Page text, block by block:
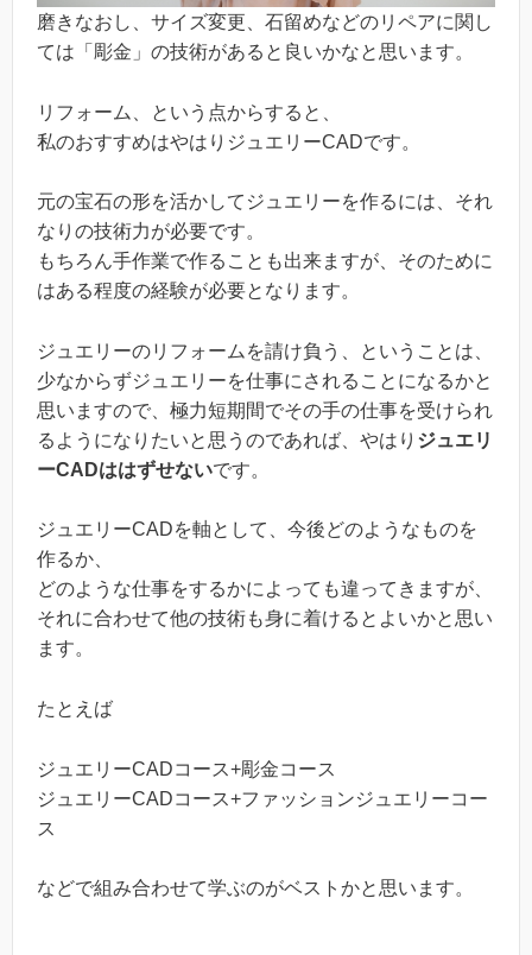
磨きなおし、サイズ変更、石留めなどのリペアに関し
ては「彫金」の技術があると良いかなと思います。
リフォーム、という点からすると、
私のおすすめはやはりジュエリーCADです。
元の宝石の形を活かしてジュエリーを作るには、それ
なりの技術力が必要です。
もちろん手作業で作ることも出来ますが、そのために
はある程度の経験が必要となります。
ジュエリーのリフォームを請け負う、ということは、
少なからずジュエリーを仕事にされることになるかと
思いますので、極力短期間でその手の仕事を受けられ
るようになりたいと思うのであれば、やはり ジュエリ
ーCADははずせないです。
ジュエリーCADを軸として、今後どのようなものを
作るか、
どのような仕事をするかによっても違ってきますが、
それに合わせて他の技術も身に着けるとよいかと思い
ます。
たとえば
ジュエリーCADコース+彫金コース
ジュエリーCADコース+ファッションジュエリーコー
ス
などで組み合わせて学ぶのがベストかと思います。